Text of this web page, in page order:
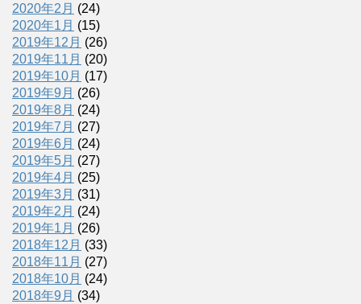
2020年2月 (24)
2020年1月 (15)
2019年12月 (26)
2019年11月 (20)
2019年10月 (17)
2019年9月 (26)
2019年8月 (24)
2019年7月 (27)
2019年6月 (24)
2019年5月 (27)
2019年4月 (25)
2019年3月 (31)
2019年2月 (24)
2019年1月 (26)
2018年12月 (33)
2018年11月 (27)
2018年10月 (24)
2018年9月 (34)